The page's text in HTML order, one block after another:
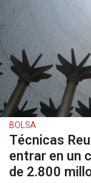
BOLSA
Técnicas
entrar en un
de 2.800